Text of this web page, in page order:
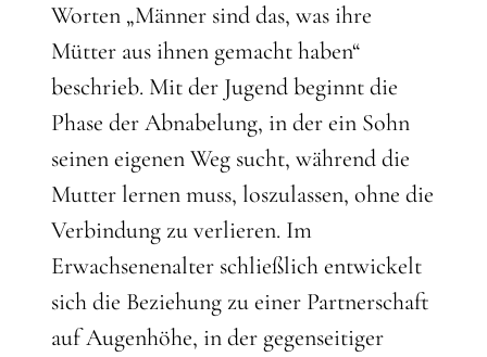
Worten „Männer sind das, was ihre
Mütter aus ihnen gemacht haben“
beschrieb. Mit der Jugend beginnt die
Phase der Abnabelung, in der ein Sohn
seinen eigenen Weg sucht, während die
Mutter lernen muss, loszulassen, ohne die
Verbindung zu verlieren. Im
Erwachsenenalter schließlich entwickelt
sich die Beziehung zu einer Partnerschaft
auf Augenhöhe, in der gegenseitiger